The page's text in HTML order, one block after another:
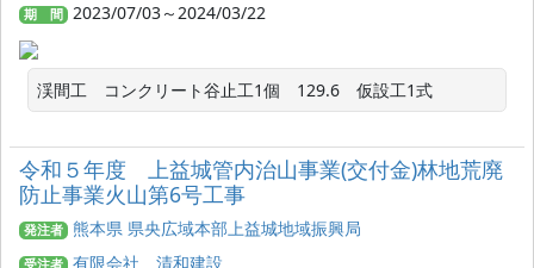
期 間 2023/07/03～2024/03/22
渓間工　コンクリート谷止工1個　129.6　仮設工1式
令和５年度 上益城管内治山事業(交付金)林地荒廃
防止事業火山第6号工事
発注者 熊本県 県央広域本部上益城地域振興局
有限会社 清和建設